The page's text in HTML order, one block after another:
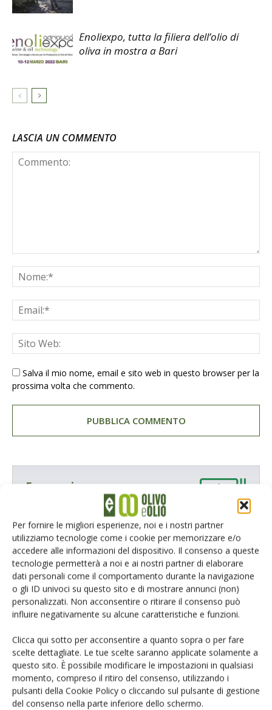
Per fornire le migliori esperienze, noi e i nostri partner
utilizziamo tecnologie come i cookie per memorizzare e/o
accedere alle informazioni del dispositivo. Il consenso a queste
tecnologie permetterà a noi e ai nostri partner di elaborare
dati personali come il comportamento durante la navigazione
o gli ID univoci su questo sito e di mostrare annunci (non)
personalizzati. Non acconsentire o ritirare il consenso può
influire negativamente su alcune caratteristiche e funzioni.
Clicca qui sotto per acconsentire a quanto sopra o per fare
scelte dettagliate. Le tue scelte saranno applicate solamente a
questo sito. È possibile modificare le impostazioni in qualsiasi
momento, compreso il ritiro del consenso, utilizzando i
pulsanti della Cookie Policy o cliccando sul pulsante di gestione
del consenso nella parte inferiore dello schermo.
Enoliexpo, tutta la filiera dell’olio di
oliva in mostra a Bari
LASCIA UN COMMENTO
Salva il mio nome, email e sito web in questo browser per la
prossima volta che commento.
E-magazine
Tecniche, prodotti e servizi dalle aziende
Catalogo Aziende e Prodotti
Un modo semplice per cercare un'azienda o un
prodotto!
Cerca adesso